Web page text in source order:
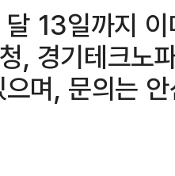
13일까지
, 경기테크노
며, 문의는